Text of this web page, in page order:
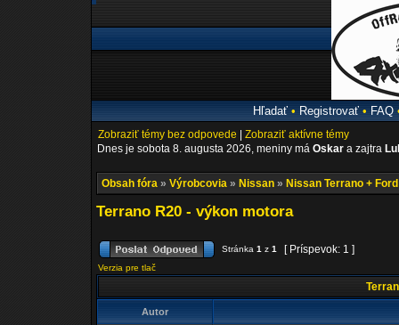
Hľadať• Registrovať• FAQ
Zobraziť témy bez odpovede
Zobraziť aktívne témy
Dnes je sobota 8. augusta 2026, meniny má Oskar a zajtra
Obsah fóra » Výrobcovia » Nissan » Nissan Terrano +
Terrano R20 - výkon motora
Stránka 1 z 1 [ Príspevok: 1 ]
Verzia pre tlač
Autor